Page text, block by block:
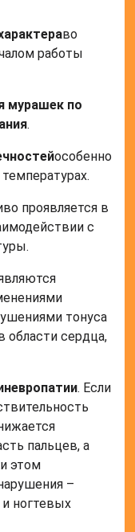
во
работы
мурашек по
.
особенно
проявляется в
с
тонуса
области сердца,
. Если
пальцев, а
этом
–
ногтевых